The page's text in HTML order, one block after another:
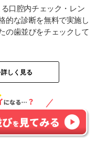
口腔内チェック・レン
的な診断を無料で実施し
の歯並びをチェックして
しく見る